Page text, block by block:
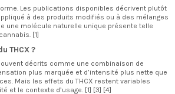
Les publications disponibles décrivent plutôt
à des produits modifiés ou à des mélanges
une molécule naturelle unique présente telle
[1]
THCX ?
décrits comme une combinaison de
plus marquée et d’intensité plus nette que
Mais les effets du THCX restent variables
et le contexte d’usage. [1] [3] [4]